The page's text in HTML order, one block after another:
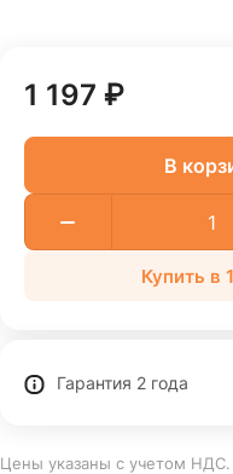
1 197 ₽
В
Купить в
Гарантия 2 года
Цены указаны с учетом